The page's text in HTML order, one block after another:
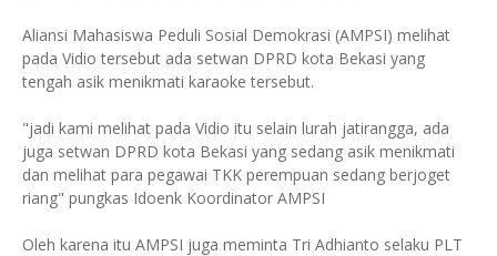
Aliansi Mahasiswa Peduli Sosial Demokrasi (AMPSI) melihat
pada Vidio tersebut ada setwan DPRD kota Bekasi yang
tengah asik menikmati karaoke tersebut.
"jadi kami melihat pada Vidio itu selain lurah jatirangga, ada
juga setwan DPRD kota Bekasi yang sedang asik menikmati
dan melihat para pegawai TKK perempuan sedang berjoget
riang" pungkas Idoenk Koordinator AMPSI
Oleh karena itu AMPSI juga meminta Tri Adhianto selaku PLT